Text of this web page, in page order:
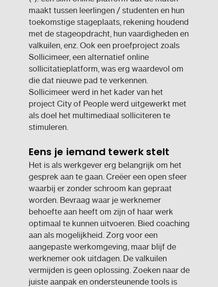
maakt tussen leerlingen / studenten en hun
toekomstige stageplaats, rekening houdend
met de stageopdracht, hun vaardigheden en
valkuilen, enz. Ook een proefproject zoals
Sollicimeer, een alternatief online
sollicitatieplatform, was erg waardevol om
die dat nieuwe pad te verkennen.
Sollicimeer werd in het kader van het
project City of People werd uitgewerkt met
als doel het multimediaal solliciteren te
stimuleren.
Eens je iemand tewerk stelt
Het is als werkgever erg belangrijk om het
gesprek aan te gaan. Creëer een open sfeer
waarbij er zonder schroom kan gepraat
worden. Bevraag waar je werknemer
behoefte aan heeft om zijn of haar werk
optimaal te kunnen uitvoeren. Bied coaching
aan als mogelijkheid. Zorg voor een
aangepaste werkomgeving, maar blijf de
werknemer ook uitdagen. De valkuilen
vermijden is geen oplossing. Zoeken naar de
juiste aanpak en ondersteunende tools is